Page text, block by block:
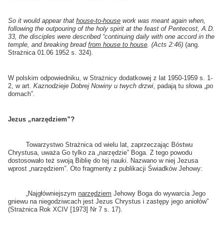
So it would appear thathouse-to-house work was meant again when,
following the outpouring of the holy spirit at the feast of Pentecost, A.D.
33, the disciples were described “continuing daily with one accord in the
temple, and breaking breadfrom house to house.(Acts 2:46) (ang.
Strażnica 01.06 1952 s. 324).
W polskim odpowiedniku, w Strażnicy dodatkowej z lat 1950-1959 s. 1-
2, w art.Kaznodzieje Dobrej Nowiny u twych drzwi , padają tu słowa „po
domach”.
Jezus „narzędziem”?
Towarzystwo Strażnica od wielu lat, zaprzeczając Bóstwu
Chrystusa, uważa Go tylko za „narzędzie” Boga. Z tego powodu
dostosowało też swoją Biblię do tej nauki. Nazwano w niej Jezusa
wprost „narzędziem”. Oto fragmenty z publikacji Świadków Jehowy:
„Najgłówniejszymnarzędziem Jehowy Boga do wywarcia Jego
gniewu na niegodziwcach jest Jezus Chrystus i zastępy jego aniołów”
(Strażnica Rok XCIV [1973] Nr 7 s. 17).